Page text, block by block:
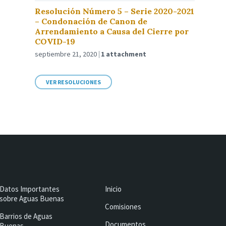
Resolución Número 5 – Serie 2020-2021
– Condonación de Canon de
Arrendamiento a Causa del Cierre por
COVID-19
septiembre 21, 2020 1 attachment
VER RESOLUCIONES
Datos Importantes
sobre Aguas Buenas
Barrios de Aguas
Inicio
Comisiones